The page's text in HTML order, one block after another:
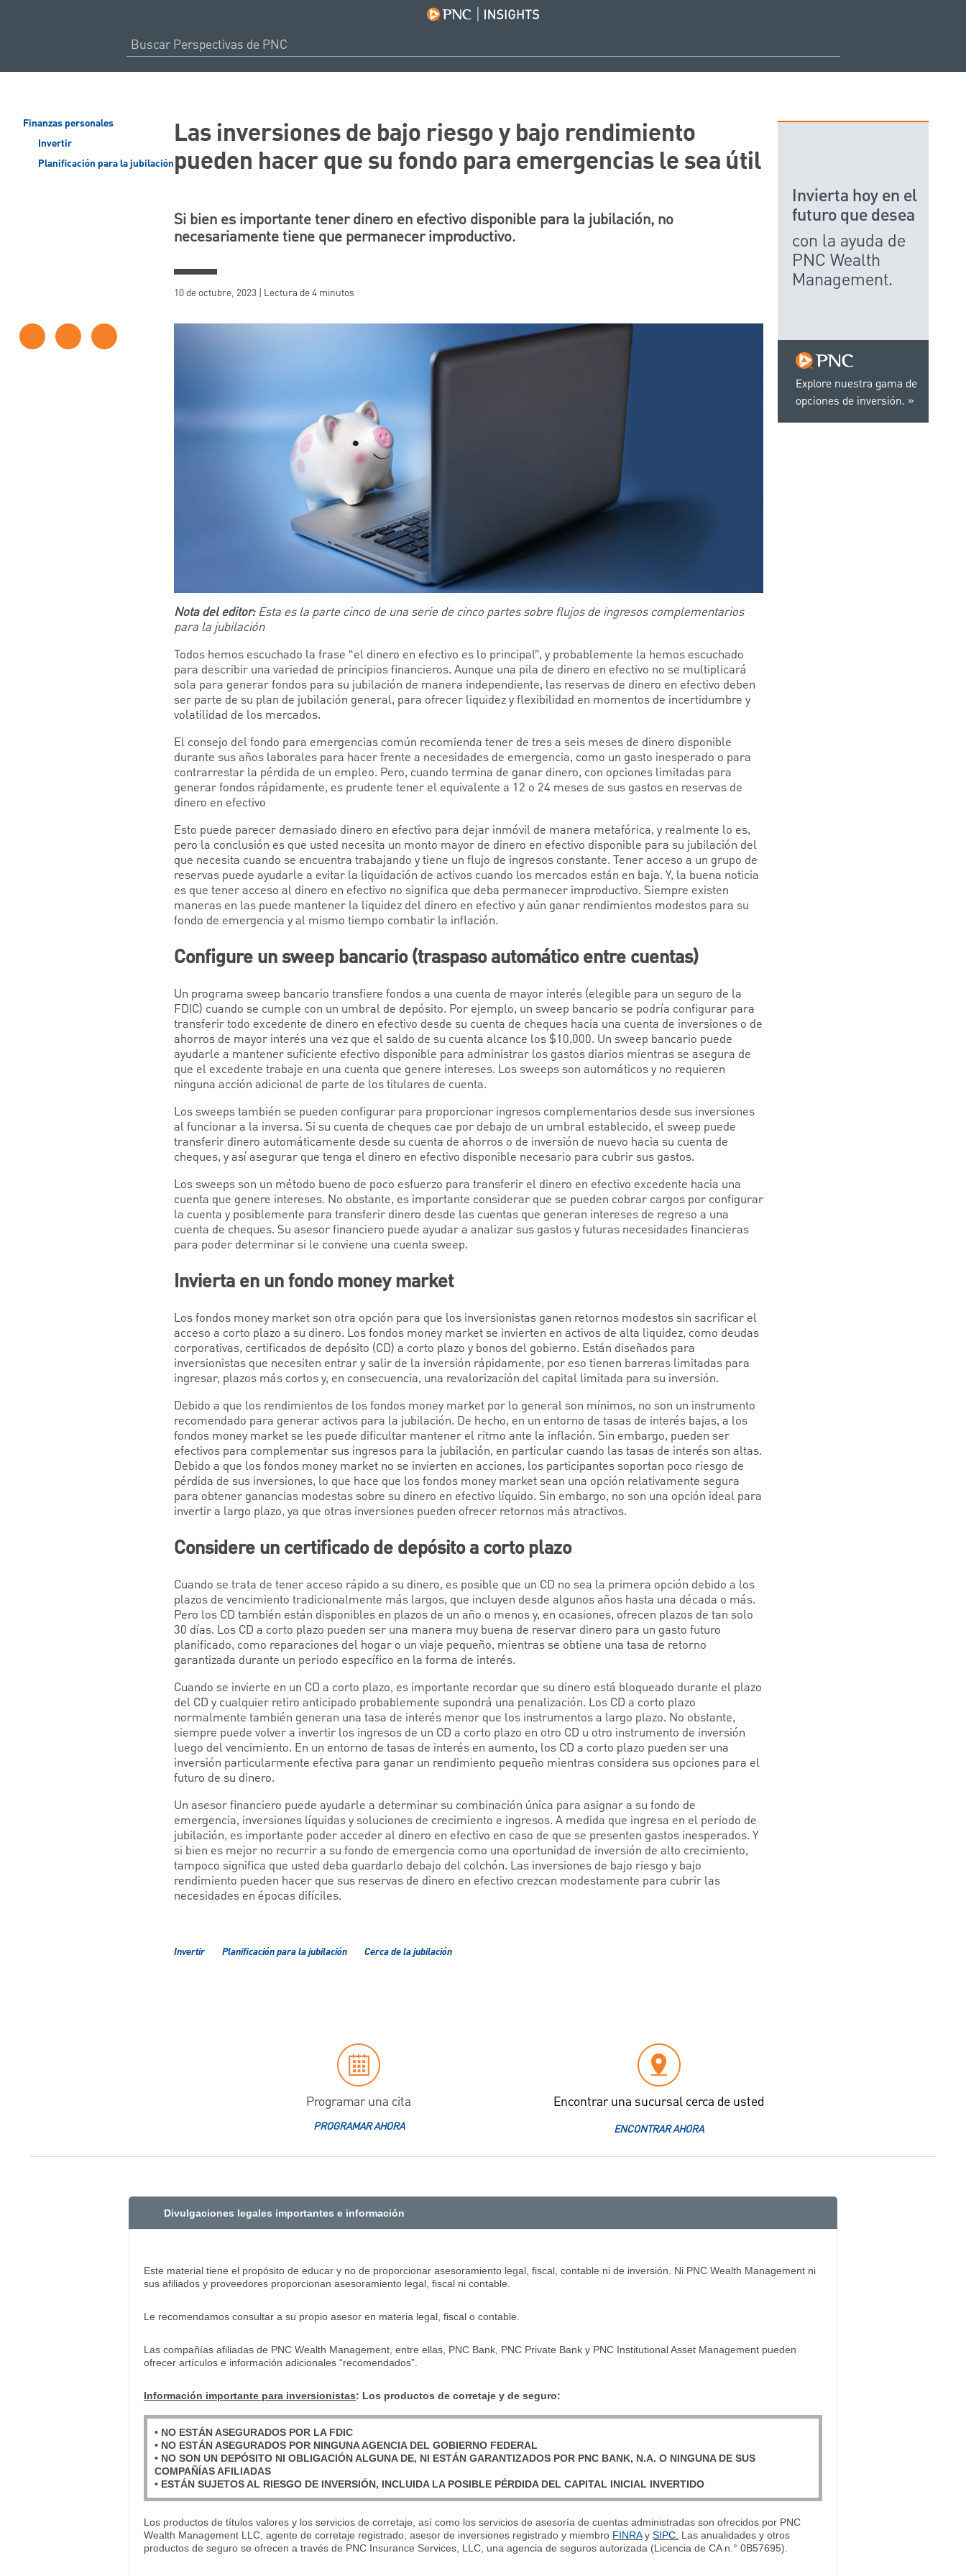
Finanzas personales
Invertir
Planificación para la jubilación
Las inversiones de bajo riesgo y bajo rendimiento
pueden hacer que su fondo para emergencias le sea útil
Si bien es importante tener dinero en efectivo disponible para la jubilación, no
necesariamente tiene que permanecer improductivo.
10 de octubre, 2023 | Lectura de 4 minutos
Nota del editor:Esta es la parte cinco de una serie de cinco partes sobre flujos de ingresos complementarios
para la jubilación
Todos hemos escuchado la frase “el dinero en efectivo es lo principal”, y probablemente la hemos escuchado
para describir una variedad de principios financieros. Aunque una pila de dinero en efectivo no se multiplicará
sola para generar fondos para su jubilación de manera independiente, las reservas de dinero en efectivo deben
ser parte de su plan de jubilación general, para ofrecer liquidez y flexibilidad en momentos de incertidumbre y
volatilidad de los mercados.
El consejo del fondo para emergencias común recomienda tener de tres a seis meses de dinero disponible
durante sus años laborales para hacer frente a necesidades de emergencia, como un gasto inesperado o para
contrarrestar la pérdida de un empleo. Pero, cuando termina de ganar dinero, con opciones limitadas para
generar fondos rápidamente, es prudente tener el equivalente a 12 o 24 meses de sus gastos en reservas de
dinero en efectivo
Esto puede parecer demasiado dinero en efectivo para dejar inmóvil de manera metafórica, y realmente lo es,
pero la conclusión es que usted necesita un monto mayor de dinero en efectivo disponible para su jubilación del
que necesita cuando se encuentra trabajando y tiene un flujo de ingresos constante. Tener acceso a un grupo de
reservas puede ayudarle a evitar la liquidación de activos cuando los mercados están en baja. Y, la buena noticia
es que tener acceso al dinero en efectivo no significa que deba permanecer improductivo. Siempre existen
maneras en las puede mantener la liquidez del dinero en efectivo y aún ganar rendimientos modestos para su
fondo de emergencia y al mismo tiempo combatir la inflación.
Configure un sweep bancario (traspaso automático entre cuentas)
Un programa sweep bancario transfiere fondos a una cuenta de mayor interés (elegible para un seguro de la
FDIC) cuando se cumple con un umbral de depósito. Por ejemplo, un sweep bancario se podría configurar para
transferir todo excedente de dinero en efectivo desde su cuenta de cheques hacia una cuenta de inversiones o de
ahorros de mayor interés una vez que el saldo de su cuenta alcance los $10,000. Un sweep bancario puede
ayudarle a mantener suficiente efectivo disponible para administrar los gastos diarios mientras se asegura de
que el excedente trabaje en una cuenta que genere intereses. Los sweeps son automáticos y no requieren
ninguna acción adicional de parte de los titulares de cuenta.
Los sweeps también se pueden configurar para proporcionar ingresos complementarios desde sus inversiones
al funcionar a la inversa. Si su cuenta de cheques cae por debajo de un umbral establecido, el sweep puede
transferir dinero automáticamente desde su cuenta de ahorros o de inversión de nuevo hacia su cuenta de
cheques, y así asegurar que tenga el dinero en efectivo disponible necesario para cubrir sus gastos.
Los sweeps son un método bueno de poco esfuerzo para transferir el dinero en efectivo excedente hacia una
cuenta que genere intereses. No obstante, es importante considerar que se pueden cobrar cargos por configurar
la cuenta y posiblemente para transferir dinero desde las cuentas que generan intereses de regreso a una
cuenta de cheques. Su asesor financiero puede ayudar a analizar sus gastos y futuras necesidades financieras
para poder determinar si le conviene una cuenta sweep.
Invierta en un fondo money market
Los fondos money market son otra opción para que los inversionistas ganen retornos modestos sin sacrificar el
acceso a corto plazo a su dinero. Los fondos money market se invierten en activos de alta liquidez, como deudas
corporativas, certificados de depósito (CD) a corto plazo y bonos del gobierno. Están diseñados para
inversionistas que necesiten entrar y salir de la inversión rápidamente, por eso tienen barreras limitadas para
ingresar, plazos más cortos y, en consecuencia, una revalorización del capital limitada para su inversión.
Debido a que los rendimientos de los fondos money market por lo general son mínimos, no son un instrumento
recomendado para generar activos para la jubilación. De hecho, en un entorno de tasas de interés bajas, a los
fondos money market se les puede dificultar mantener el ritmo ante la inflación. Sin embargo, pueden ser
efectivos para complementar sus ingresos para la jubilación, en particular cuando las tasas de interés son altas.
Debido a que los fondos money market no se invierten en acciones, los participantes soportan poco riesgo de
pérdida de sus inversiones, lo que hace que los fondos money market sean una opción relativamente segura
para obtener ganancias modestas sobre su dinero en efectivo líquido. Sin embargo, no son una opción ideal para
invertir a largo plazo, ya que otras inversiones pueden ofrecer retornos más atractivos.
Considere un certificado de depósito a corto plazo
Cuando se trata de tener acceso rápido a su dinero, es posible que un CD no sea la primera opción debido a los
plazos de vencimiento tradicionalmente más largos, que incluyen desde algunos años hasta una década o más.
Pero los CD también están disponibles en plazos de un año o menos y, en ocasiones, ofrecen plazos de tan solo
30 días. Los CD a corto plazo pueden ser una manera muy buena de reservar dinero para un gasto futuro
planificado, como reparaciones del hogar o un viaje pequeño, mientras se obtiene una tasa de retorno
garantizada durante un periodo específico en la forma de interés.
Cuando se invierte en un CD a corto plazo, es importante recordar que su dinero está bloqueado durante el plazo
del CD y cualquier retiro anticipado probablemente supondrá una penalización. Los CD a corto plazo
normalmente también generan una tasa de interés menor que los instrumentos a largo plazo. No obstante,
siempre puede volver a invertir los ingresos de un CD a corto plazo en otro CD u otro instrumento de inversión
luego del vencimiento. En un entorno de tasas de interés en aumento, los CD a corto plazo pueden ser una
inversión particularmente efectiva para ganar un rendimiento pequeño mientras considera sus opciones para el
futuro de su dinero.
Un asesor financiero puede ayudarle a determinar su combinación única para asignar a su fondo de
emergencia, inversiones líquidas y soluciones de crecimiento e ingresos. A medida que ingresa en el periodo de
jubilación, es importante poder acceder al dinero en efectivo en caso de que se presenten gastos inesperados. Y
si bien es mejor no recurrir a su fondo de emergencia como una oportunidad de inversión de alto crecimiento,
tampoco significa que usted deba guardarlo debajo del colchón. Las inversiones de bajo riesgo y bajo
rendimiento pueden hacer que sus reservas de dinero en efectivo crezcan modestamente para cubrir las
necesidades en épocas difíciles.
Invertir Planificación para la jubilación Cerca de la jubilación
Explore nuestra gama de
opciones de inversión.
Invierta hoy en el
futuro que desea
con la ayuda de
PNC Wealth
Management.
Programar una cita
PROGRAMAR AHORA
Encontrar una sucursal cerca de usted
ENCONTRAR AHORA
Divulgaciones legales importantes e información
Este material tiene el propósito de educar y no de proporcionar asesoramiento legal, fiscal, contable ni de inversión. Ni PNC Wealth Management ni
sus afiliados y proveedores proporcionan asesoramiento legal, fiscal ni contable.
Le recomendamos consultar a su propio asesor en materia legal, fiscal o contable.
Las compañías afiliadas de PNC Wealth Management, entre ellas, PNC Bank, PNC Private Bank y PNC Institutional Asset Management pueden
ofrecer artículos e información adicionales “recomendados”.
Información importante para inversionistas: Los productos de corretaje y de seguro:
• NO ESTÁN ASEGURADOS POR LA FDIC
• NO ESTÁN ASEGURADOS POR NINGUNA AGENCIA DEL GOBIERNO FEDERAL
• NO SON UN DEPÓSITO NI OBLIGACIÓN ALGUNA DE, NI ESTÁN GARANTIZADOS POR PNC BANK, N.A. O NINGUNA DE SUS
COMPAÑÍAS AFILIADAS
• ESTÁN SUJETOS AL RIESGO DE INVERSIÓN, INCLUIDA LA POSIBLE PÉRDIDA DEL CAPITAL INICIAL INVERTIDO
Los productos de títulos valores y los servicios de corretaje, así como los servicios de asesoría de cuentas administradas son ofrecidos por PNC
Wealth Management LLC, agente de corretaje registrado, asesor de inversiones registrado y miembro FINRAy SIPC. Las anualidades y otros
productos de seguro se ofrecen a través de PNC Insurance Services, LLC, una agencia de seguros autorizada (Licencia de CA n.° 0B57695).